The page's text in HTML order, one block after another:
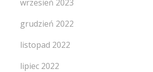
wrzesień 2023
grudzień 2022
listopad 2022
lipiec 2022